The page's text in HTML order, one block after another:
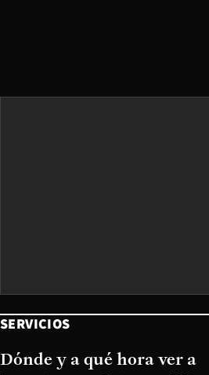
SERVICIOS
Dónde y a qué hora ver a